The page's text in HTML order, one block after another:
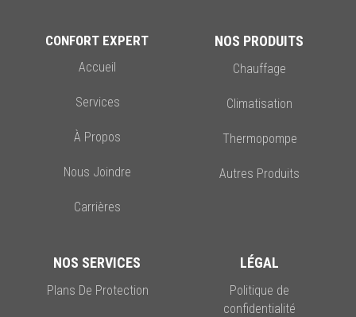
CONFORT EXPERT
Accueil
Services
À Propos
Nous Joindre
Carrières
NOS PRODUITS
Chauffage
Climatisation
Thermopompe
Autres Produits
NOS SERVICES
Plans De Protection
LÉGAL
Politique de
confidentialité